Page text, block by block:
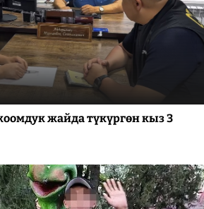
жайда түкүргөн кыз 3